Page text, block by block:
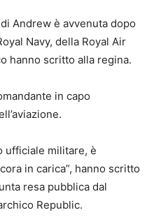
Andrew è avvenuta dopo
Navy, della Royal Air
hanno scritto alla regina.
in capo
ufficiale militare, è
in carica”, hanno scritto
resa pubblica dal
Republic.